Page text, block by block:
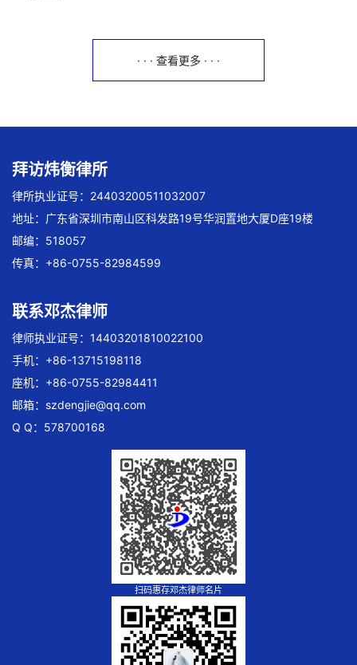
· · · 查看更多 · · ·
拜访炜衡律所
律所执业证号：24403200511032007
地址：广东省深圳市南山区科发路19号华润置地大厦D座19楼
邮编：518057
传真：+86-0755-82984599
联系邓杰律师
律师执业证号：14403201810022100
手机：+86-13715198118
座机：+86-0755-82984411
邮箱： szdengjie@qq.com
Q Q：578700168
扫码惠存邓杰律师名片